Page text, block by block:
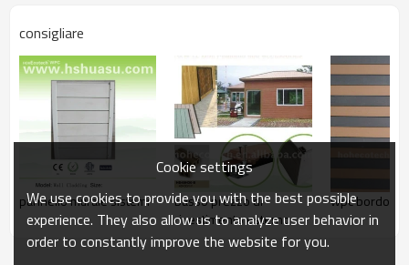
le persone possono beneficiare hohecotech dai seguenti attributi
1. amichevole ambientale, 100% riciclato.
2. basso di manutenzione
3. facile installazione
4. resistenza alla temperatura, adatto da - 29& deg; c per +51& deg;
5. lungo - durata di utilizzo ( 10 anni di garanzia )
6. acqua - prova, idratazione - prova, insetti - prova
7. con profumo di legno, molto naturale sentire
8. resistenza ai raggi uv, resistente dissolvenza resistente
9. look elegante
10. Anche, stabilità dimensionale
consigliare
pannello murale sistemi
basso prezzo di
rivestimento esterno
wpc bordo
Cookie settings
We use cookies to provide you with the best possible
experience. They also allow us to analyze user behavior in
order to constantly improve the website for you.